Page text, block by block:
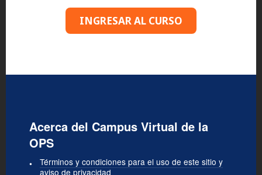
INGRESAR AL CURSO
Acerca del Campus Virtual de la
OPS
Términos y condiciones para el uso de este sitio y
aviso de privacidad